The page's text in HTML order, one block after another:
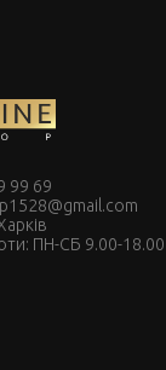
99 69
ПН-СБ 9.00-18.00